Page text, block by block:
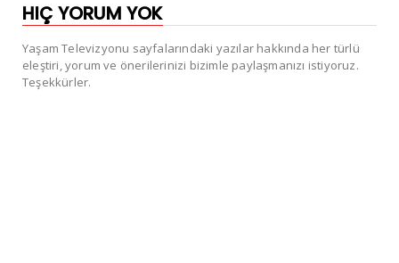
HIÇ YORUM YOK
Yaşam Televizyonu sayfalarındaki yazılar hakkında her türlü
eleştiri, yorum ve önerilerinizi bizimle paylaşmanızı istiyoruz.
Teşekkürler.